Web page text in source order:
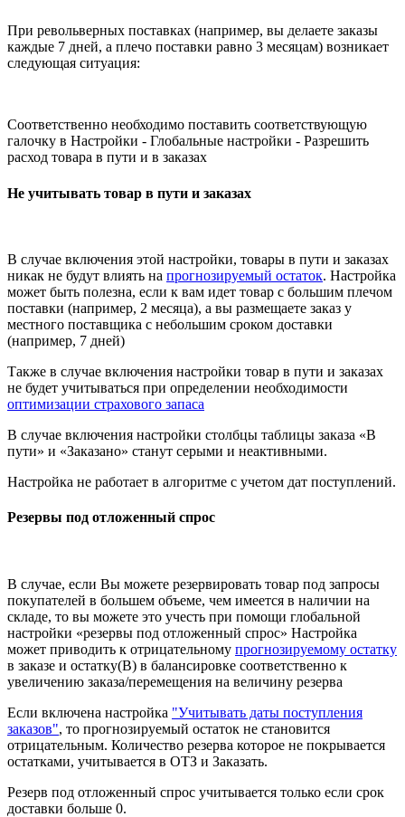
При револьверных поставках (например, вы делаете заказы
каждые 7 дней, а плечо поставки равно 3 месяцам) возникает
следующая ситуация:
Соответственно необходимо поставить соответствующую
галочку в Настройки - Глобальные настройки - Разрешить
расход товара в пути и в заказах
Не учитывать товар в пути и заказах
В случае включения этой настройки, товары в пути и заказах
никак не будут влиять на прогнозируемый остаток. Настройка
может быть полезна, если к вам идет товар с большим плечом
поставки (например, 2 месяца), а вы размещаете заказ у
местного поставщика с небольшим сроком доставки
(например, 7 дней)
Также в случае включения настройки товар в пути и заказах
не будет учитываться при определении необходимости
оптимизации страхового запаса
В случае включения настройки столбцы таблицы заказа «В
пути» и «Заказано» станут серыми и неактивными.
Настройка не работает в алгоритме с учетом дат поступлений.
Резервы под отложенный спрос
В случае, если Вы можете резервировать товар под запросы
покупателей в большем объеме, чем имеется в наличии на
складе, то вы можете это учесть при помощи глобальной
настройки «резервы под отложенный спрос» Настройка
может приводить к отрицательному прогнозируемому остатку
в заказе и остатку(В) в балансировке соответственно к
увеличению заказа/перемещения на величину резерва
Если включена настройка "Учитывать даты поступления
заказов", то прогнозируемый остаток не становится
отрицательным. Количество резерва которое не покрывается
остатками, учитывается в ОТЗ и Заказать.
Резерв под отложенный спрос учитывается только если срок
доставки больше 0.